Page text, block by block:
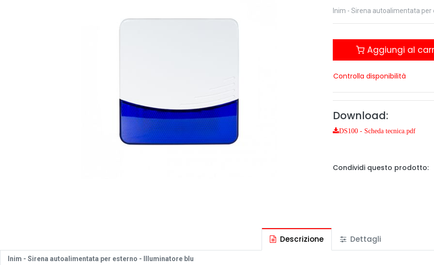
Inim - Sirena autoalimentata
Aggiungi al
Controlla disponibilità
Download:
DS100 - Scheda tecnica.pdf
Condividi questo prodotto:
Descrizione Dettagli
Inim - Sirena autoalimentata per esterno - Illuminatore blu